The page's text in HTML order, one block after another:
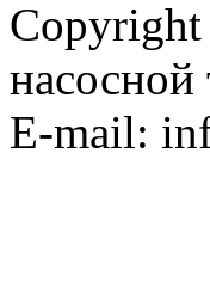
Copyright
насосной
E-mail: